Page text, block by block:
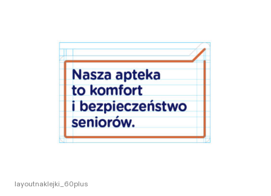
layoutnaklejki_60plus